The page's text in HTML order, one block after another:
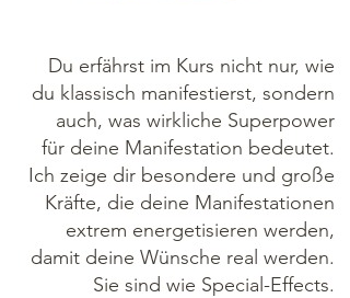
Du erfährst im Kurs nicht nur, wie
du klassisch manifestierst, sondern
auch, was wirkliche Superpower
für deine Manifestation bedeutet.
Ich zeige dir besondere und große
Kräfte, die deine Manifestationen
extrem energetisieren werden,
damit deine Wünsche real werden.
Sie sind wie Special-Effects.